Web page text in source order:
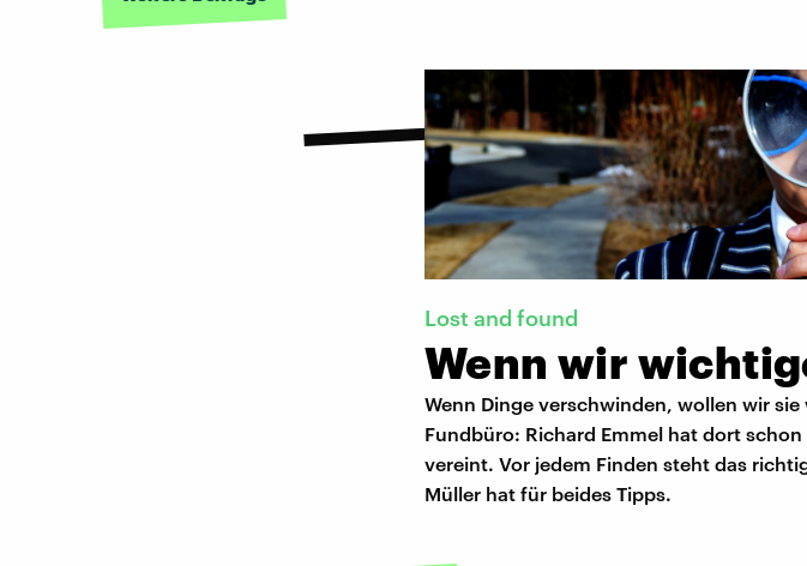
Lost and found
Wenn wir
Wenn Dinge verschwinden, wollen wir
Fundbüro: Richard Emmel hat dort
vereint. Vor jedem Finden steht das
Müller hat für beides Tipps.